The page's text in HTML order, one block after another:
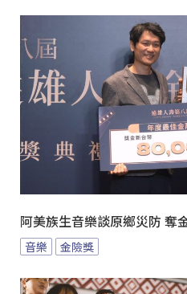
阿美族生音樂談原鄉災防 奪
音樂 金險獎